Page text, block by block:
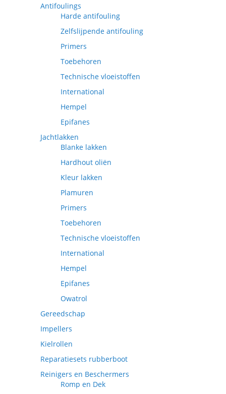
Antifoulings
Harde antifouling
Zelfslijpende antifouling
Primers
Toebehoren
Technische vloeistoffen
International
Hempel
Epifanes
Jachtlakken
Blanke lakken
Hardhout oliën
Kleur lakken
Plamuren
Primers
Toebehoren
Technische vloeistoffen
International
Hempel
Epifanes
Owatrol
Gereedschap
Impellers
Kielrollen
Reparatiesets rubberboot
Reinigers en Beschermers
Romp en Dek